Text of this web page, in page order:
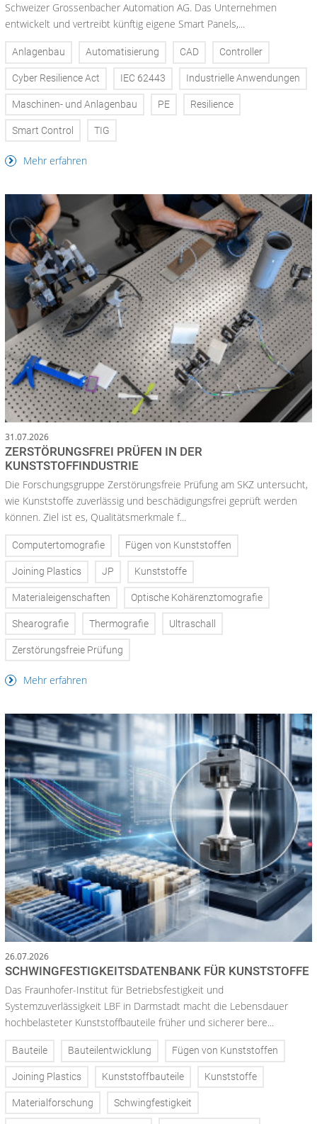
Schweizer Grossenbacher Automation AG. Das Unternehmen
entwickelt und vertreibt künftig eigene Smart Panels,...
Anlagenbau Automatisierung CAD Controller
Cyber Resilience Act IEC 62443 Industrielle Anwendungen
Maschinen- und Anlagenbau PE Resilience
Smart Control TIG
Mehr erfahren
31.07.2026
ZERSTÖRUNGSFREI PRÜFEN IN DER
KUNSTSTOFFINDUSTRIE
Die Forschungsgruppe Zerstörungsfreie Prüfung am SKZ untersucht,
wie Kunststoffe zuverlässig und beschädigungsfrei geprüft werden
können. Ziel ist es, Qualitätsmerkmale f...
Computertomografie Fügen von Kunststoffen
Joining Plastics JP Kunststoffe
Materialeigenschaften Optische Kohärenztomografie
Shearografie Thermografie Ultraschall
Zerstörungsfreie Prüfung
Mehr erfahren
26.07.2026
SCHWINGFESTIGKEITSDATENBANK FÜR KUNSTSTOFFE
Das Fraunhofer-Institut für Betriebsfestigkeit und
Systemzuverlässigkeit LBF in Darmstadt macht die Lebensdauer
hochbelasteter Kunststoffbauteile früher und sicherer bere...
Bauteile Bauteilentwicklung Fügen von Kunststoffen
Joining Plastics Kunststoffbauteile Kunststoffe
Materialforschung Schwingfestigkeit